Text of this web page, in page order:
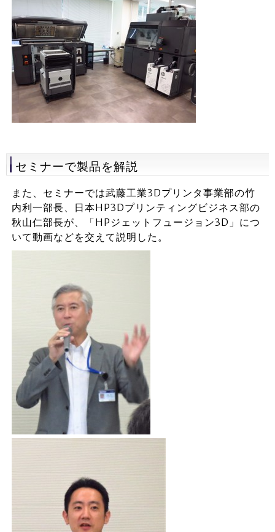
セミナーで製品を解説
また、セミナーでは武藤工業3Dプリンタ事業部の竹
内利一部長、日本HP3Dプリンティングビジネス部の
秋山仁部長が、「HPジェットフュージョン3D」につ
いて動画などを交えて説明した。